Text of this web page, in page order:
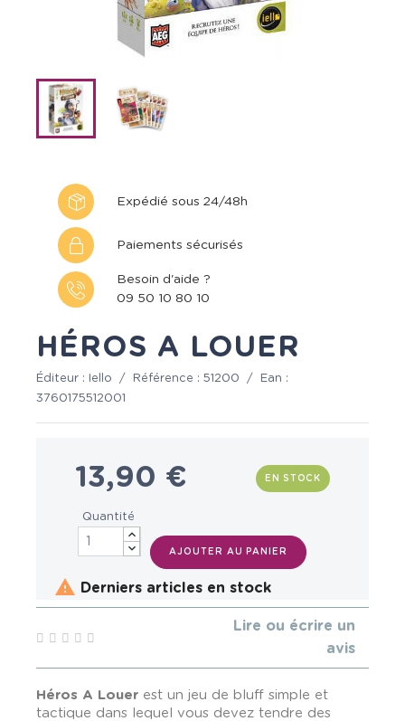
Expédié sous 24/48h
Paiements sécurisés
Besoin d'aide ?
09 50 10 80 10
HÉROS A LOUER
Éditeur : Iello / Référence : 51200 /
Ean :
3760175512001
13,90 € EN STOCK
Quantité
AJOUTER AU PANIER
 Derniers articles en stock
Lire ou écrire un
avis
Héros A Louer est un jeu de bluff simple et
tactique dans lequel vous devez tendre des